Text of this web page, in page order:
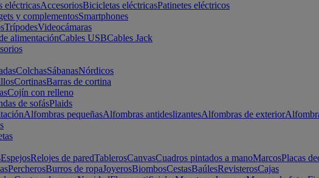
eléctricasAccesoriosBicicletas eléctricasPatinetes eléctricos
y complementosSmartphones
TrípodesVideocámaras
alimentaciónCables USBCables Jack
ColchasSábanasNórdicos
CortinasBarras de cortina
Cojín con relleno
de sofásPlaids
Alfombras pequeñasAlfombras antideslizantesAlfombras de exterior
EspejosRelojes de paredTablerosCanvasCuadros pintados a manoMarcosPlacas
PercherosBurros de ropaJoyerosBiombosCestasBaúlesRevisterosCajas